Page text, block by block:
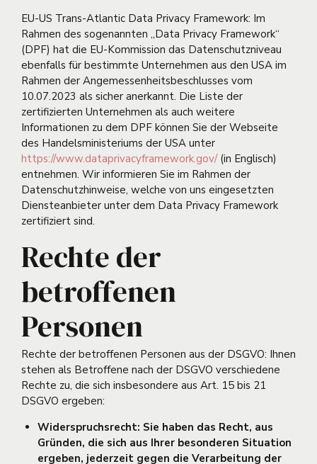
EU-US Trans-Atlantic Data Privacy Framework: Im
Rahmen des sogenannten „Data Privacy Framework“
(DPF) hat die EU-Kommission das Datenschutzniveau
ebenfalls für bestimmte Unternehmen aus den USA im
Rahmen der Angemessenheitsbeschlusses vom
10.07.2023 als sicher anerkannt. Die Liste der
zertifizierten Unternehmen als auch weitere
Informationen zu dem DPF können Sie der Webseite
des Handelsministeriums der USA unter
https://www.dataprivacyframework.gov/(in Englisch)
entnehmen. Wir informieren Sie im Rahmen der
Datenschutzhinweise, welche von uns eingesetzten
Diensteanbieter unter dem Data Privacy Framework
zertifiziert sind.
Rechte der
betroffenen
Personen
Rechte der betroffenen Personen aus der DSGVO: Ihnen
stehen als Betroffene nach der DSGVO verschiedene
Rechte zu, die sich insbesondere aus Art. 15 bis 21
DSGVO ergeben:
Widerspruchsrecht: Sie haben das Recht, aus
Gründen, die sich aus Ihrer besonderen Situation
ergeben, jederzeit gegen die Verarbeitung der